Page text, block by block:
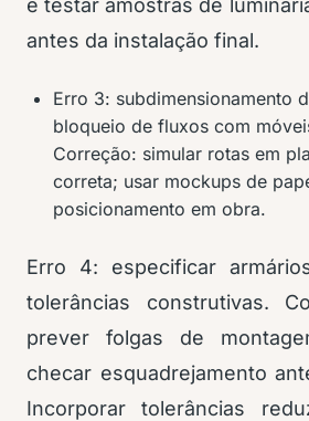
e testar amostras de
antes da instalação final.
Erro 3: subdimensionamento
bloqueio de fluxos com
Correção: simular rotas em
correta; usar mockups de
posicionamento em obra.
Erro 4: especificar
tolerâncias construtivas.
prever folgas de
checar esquadrejamento
Incorporar tolerâncias